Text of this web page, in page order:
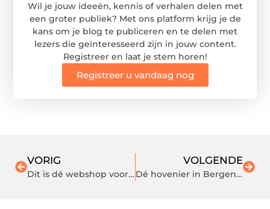
Wil je jouw ideeën, kennis of verhalen delen met
een groter publiek? Met ons platform krijg je de
kans om je blog te publiceren en te delen met
lezers die geïnteresseerd zijn in jouw content.
Registreer en laat je stem horen!
Registreer u vandaag nog
VORIG
Dit is dé webshop voor milieuvriendelijke verf
VOLGENDE
Dé hovenier in Bergen op Zoom en omgeving